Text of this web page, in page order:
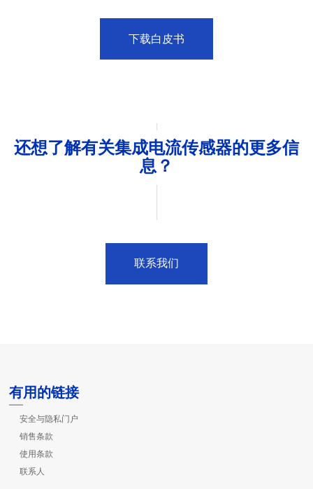
下载白皮书
还想了解有关集成电流传感器的更多信
息？
联系我们
有用的链接
安全与隐私门户
销售条款
使用条款
联系人